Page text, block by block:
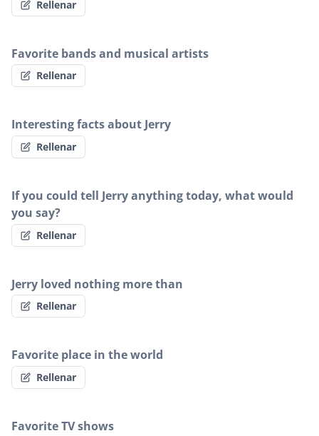
Rellenar
Favorite bands and musical artists
Rellenar
Interesting facts about Jerry
Rellenar
If you could tell Jerry anything today, what would
you say?
Rellenar
Jerry loved nothing more than
Rellenar
Favorite place in the world
Rellenar
Favorite TV shows